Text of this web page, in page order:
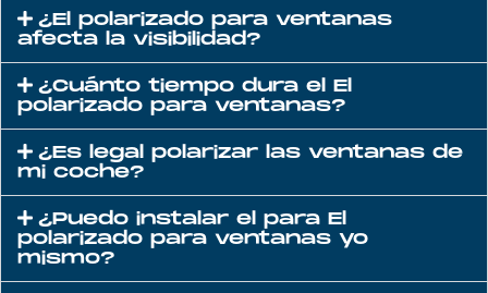
¿El polarizado para ventanas
afecta la visibilidad?
¿Cuánto tiempo dura el El
polarizado para ventanas?
¿Es legal polarizar las ventanas de
mi coche?
¿Puedo instalar el para El
polarizado para ventanas yo
mismo?